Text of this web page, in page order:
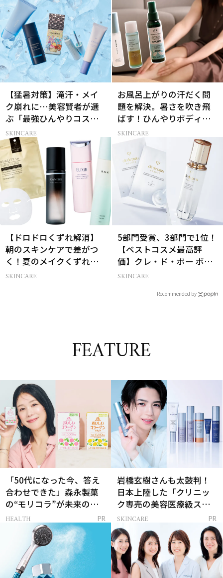
【猛暑対策】滝汗・メイ
ク崩れに…美容賢者が選
ぶ「最強ひんやりコス
メ」26選
SKINCARE
お風呂上がりの汗だく問
題を解決。暑さを吹き飛
ばす！ひんやりボディケ
ア3選
SKINCARE
【ドロドロくずれ解消】
朝のスキンケアで差がつ
く！夏のメイクくずれ防
止術
SKINCARE
5部門受賞、3部門で1位！
【ベストコスメ最高評
価】クレ・ド・ポー ボー
テの名品中の名品とは？
SKINCARE
Recommended by
FEATURE
「50代になった今、答え
合わせできた」森永製菓
の“モリコラ”が未来のキ
レイを連れてくる！
HEALTH PR
岩橋玄樹さんも太鼓判！
日本上陸した「クリニッ
ク専売の美容医療級スキ
ンケア」
SKINCARE PR